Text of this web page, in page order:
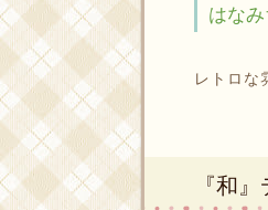
はな
レトロな
『和